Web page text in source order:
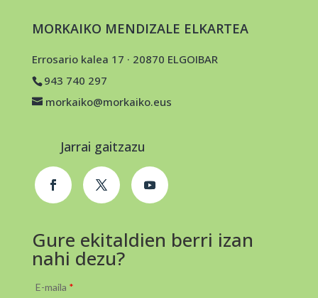
MORKAIKO MENDIZALE ELKARTEA
Errosario kalea 17 · 20870 ELGOIBAR
943 740 297
morkaiko@morkaiko.eus
Jarrai gaitzazu
Gure ekitaldien berri izan
nahi dezu?
E-maila *